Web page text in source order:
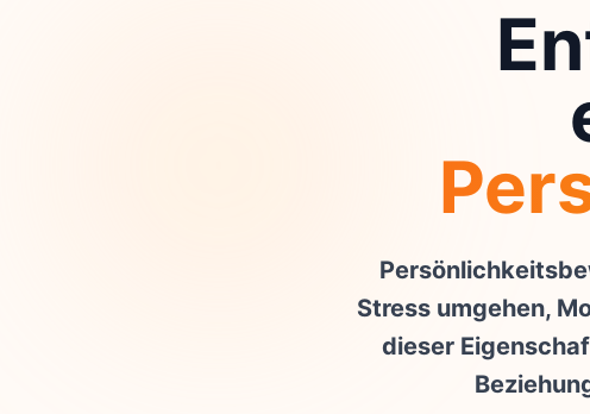
Stress umgehen,
dieser